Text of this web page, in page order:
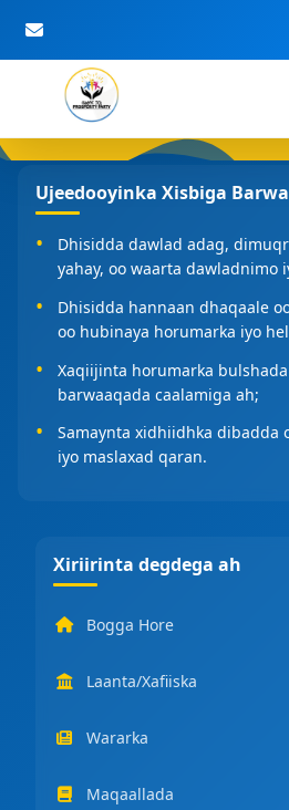
Skip to Main Content
Ujeedooyinka Xisbiga
Dhisidda dawlad adag,
yahay, oo waarta dawladnimo
Dhisidda hannaan dhaqaale
oo hubinaya horumarka iyo
Xaqiijinta horumarka
barwaaqada caalamiga ah;
Samaynta xidhiidhka dibadda
iyo maslaxad qaran.
Xiriirinta degdega ah
Bogga Hore
Laanta/Xafiiska
Wararka
Maqaallada